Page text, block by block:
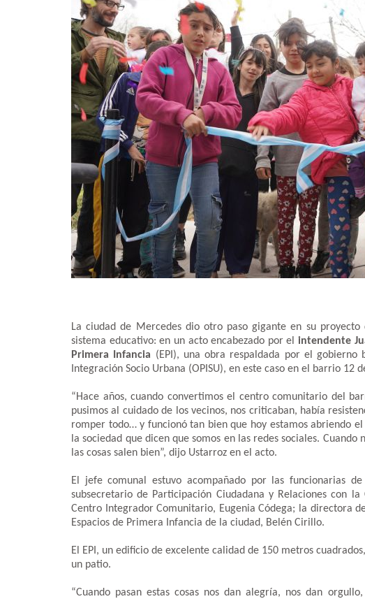
La ciudad de Mercedes dio otro paso gigante en su
sistema educativo: en un acto encabezado por el intendente
Primera Infancia (EPI), una obra respaldada por el gobierno
Integración Socio Urbana (OPISU), en este caso en el barrio 12
“Hace años, cuando convertimos el centro comunitario del
pusimos al cuidado de los vecinos, nos criticaban, había
romper todo… y funcionó tan bien que hoy estamos abriendo
la sociedad que dicen que somos en las redes sociales.
las cosas salen bien”, dijo Ustarroz en el acto.
El jefe comunal estuvo acompañado por las funcionarias
subsecretario de Participación Ciudadana y Relaciones con
Centro Integrador Comunitario, Eugenia Códega; la directora
Espacios de Primera Infancia de la ciudad, Belén Cirillo.
El EPI, un edificio de excelente calidad de 150 metros
un patio.
“Cuando pasan estas cosas nos dan alegría, nos dan